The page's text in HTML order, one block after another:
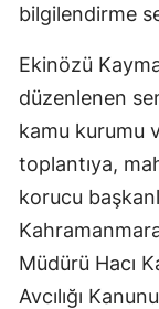
bilgilendirme
Ekinözü
düzenlenen
kamu kurumu
toplantıya,
korucu
Müdürü Hacı
Avcılığı